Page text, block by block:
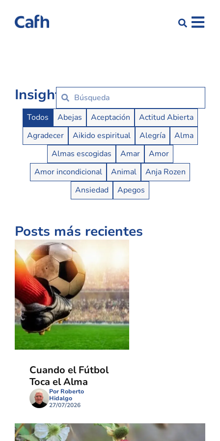
Insights
Insights Buttons
Todos Abejas Aceptación
Actitud Abierta
Agradecer
Aikido espiritual Alegría
Alma
Almas escogidas
Amar
Amor
Amor incondicional
Animal
Anja Rozen
Ansiedad
Apegos
Posts más recientes
Cuando el Fútbol
Toca el Alma
Por Roberto
Hidalgo
27/07/2026